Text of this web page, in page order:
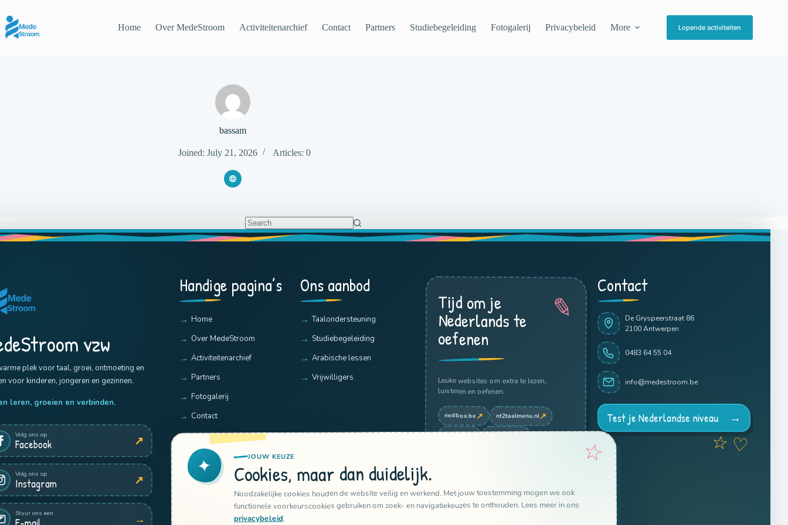
content
Home Over MedeStroom Activiteitenarchief Contact Partners Studiebegeleiding Fotogalerij Privacybeleid More Lopende activiteiten
bassam
Joined: July 21, 2026 Articles: 0
No
results
vzw
plek voor taal, groei, ontmoeting en
voor kinderen, jongeren en gezinnen.
leren, groeien en verbinden.
Volg ons op
Facebook ↗
Volg ons op
Instagram ↗
Stuur ons een →
Handige pagina’s
Home
Over MedeStroom
Activiteitenarchief
Partners
Fotogalerij
Contact
Ons aanbod
Taalondersteuning
Studiebegeleiding
Arabische lessen
Vrijwilligers
✎
Tijd om je
Nederlands te
oefenen
Leuke websites om extra te lezen,
luisteren en oefenen.
nedbox.be ↗ nt2taalmenu.nl↗
Contact
De Gryspeerstraat 86
2100 Antwerpen
0483 64 55 04
info@medestroom.be
Test je Nederlandse niveau →
☆ ♡
✦ JOUW KEUZE
Cookies, maar dan duidelijk.
Noodzakelijke cookies houden de website veilig en werkend. Met jouw toestemming mogen we ook
functionele voorkeurscookies gebruiken om zoek- en navigatiekeuzes te onthouden. Lees meer in ons
privacybeleid.